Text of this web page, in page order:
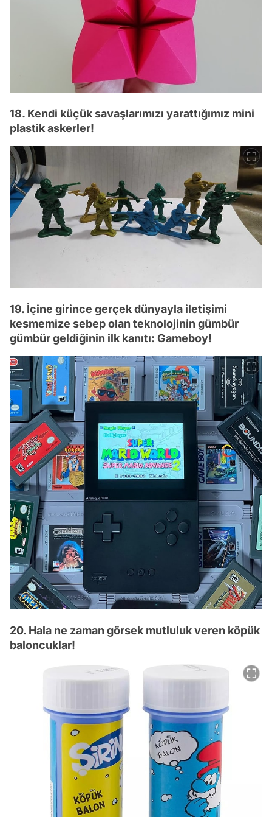
18. Kendi küçük savaşlarımızı yarattığımız mini
plastik askerler!
19. İçine girince gerçek dünyayla iletişimi
kesmemize sebep olan teknolojinin gümbür
gümbür geldiğinin ilk kanıtı: Gameboy!
20. Hala ne zaman görsek mutluluk veren köpük
baloncuklar!